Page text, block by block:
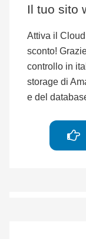
Il tuo sito
Attiva il
sconto!
controllo in
storage di
e del